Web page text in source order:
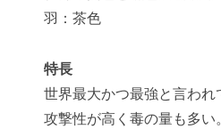
羽：茶色
特長
世界最大かつ最強と言われ
攻撃性が高く毒の量も多